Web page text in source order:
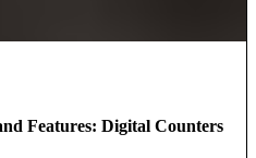
Features: Digital Counters